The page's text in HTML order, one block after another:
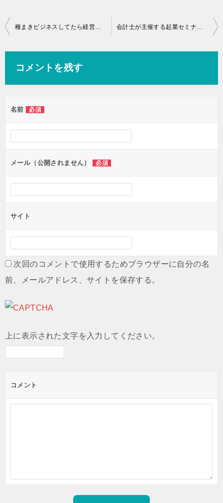
投
ー
コメントを残す
名前 必須
メール（公開されません） 必須
サイト
次回のコメントで使用するためブラウザーに自分の名
前、メールアドレス、サイトを保存する。
上に表示された文字を入力してください。
コメント